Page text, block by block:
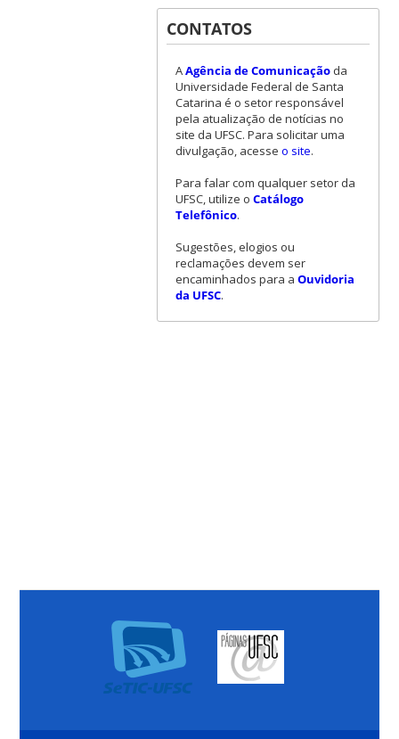
CONTATOS
AAgência de Comunicaçãoda
Universidade Federal de Santa
Catarina é o setor responsável
pela atualização de notícias no
site da UFSC. Para solicitar uma
divulgação, acesse o site.
Para falar com qualquer setor da
UFSC, utilize o Catálogo
Telefônico.
Sugestões, elogios ou
reclamações devem ser
encaminhados para a Ouvidoria
da UFSC.